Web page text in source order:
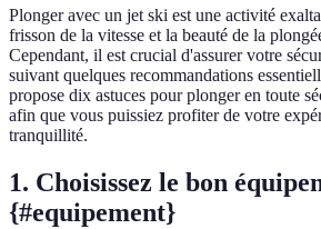
Plonger avec un jet ski est une activité
frisson de la vitesse et la beauté de la
Cependant, il est crucial d'assurer votre
suivant quelques recommandations
propose dix astuces pour plonger en toute
afin que vous puissiez profiter de votre
tranquillité.
1. Choisissez le bon
{#equipement}